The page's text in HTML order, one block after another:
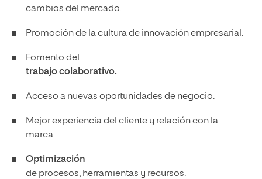
cambios del mercado.
Promoción de la cultura de innovación empresarial.
Fomento del
trabajo colaborativo.
Acceso a nuevas oportunidades de negocio.
Mejor experiencia del cliente y relación con la
marca.
Optimización
de procesos, herramientas y recursos.